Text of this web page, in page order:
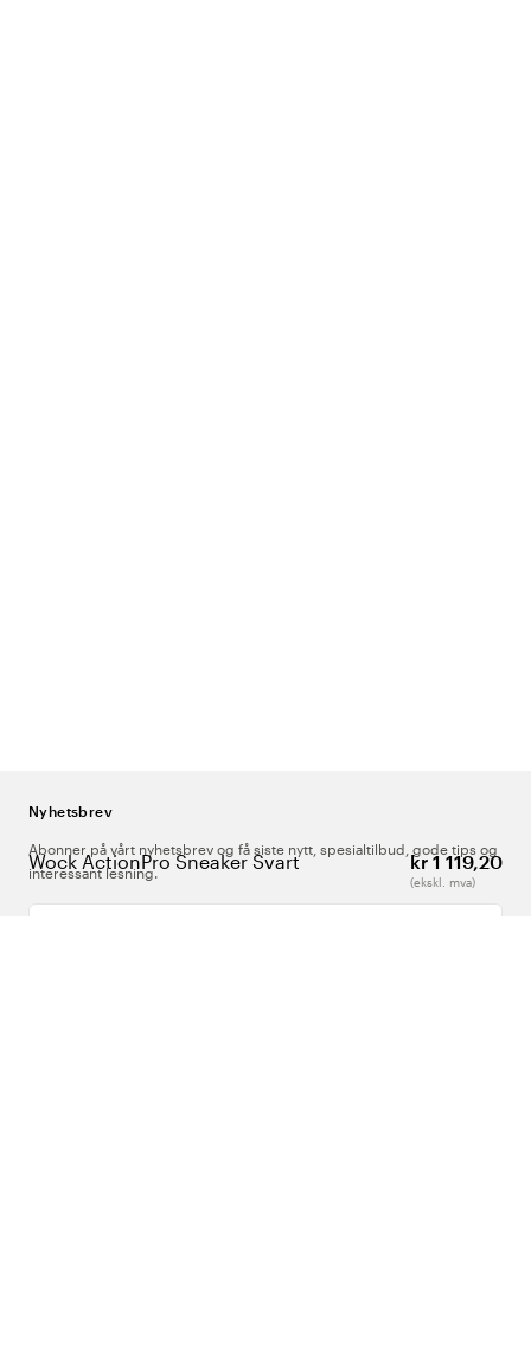
Wock ActionPro Sneaker Svart kr 1 119,20
(ekskl. mva)
Nyhetsbrev
Abonner på vårt nyhetsbrev og få siste nytt, spesialtilbud, gode tips og
interessant lesning.
Skriv inn din e-postadresse